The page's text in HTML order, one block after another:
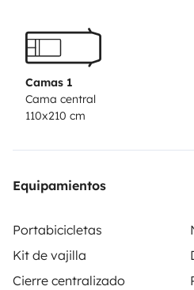
Camas 1
Cama central
110x210 cm
Equipamientos
Portabicicletas
Kit de vajilla
Cierre centralizado